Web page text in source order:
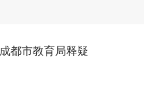
都市教育局释疑